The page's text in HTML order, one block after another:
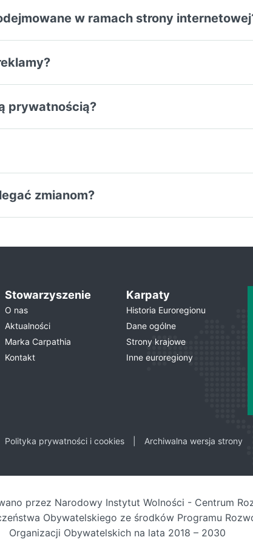
w ramach strony
prywatnością?
zmianom?
Stowarzyszenie
O nas
Aktualności
Marka Carpathia
Kontakt
Karpaty
Historia Euroregionu
Dane ogólne
Strony krajowe
Inne euroregiony
Polityka prywatności i cookies Archiwalna wersja strony
przez Narodowy Instytut Wolności - Centrum
Obywatelskiego ze środków Programu
Organizacji Obywatelskich na lata 2018 – 2030